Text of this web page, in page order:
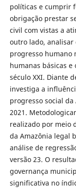
políticas e cumprir
obrigação prestar
civil com vistas a
outro lado, analisar
progresso humano
humanas básicas
século XXI. Diante
investiga a
progresso social
2021.
realizado por meio
da Amazônia legal
análise de
versão 23. O
governança
significativa no